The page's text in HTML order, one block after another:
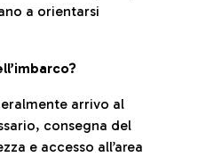
a orientarsi
arrivo al
consegna del
e accesso all’area